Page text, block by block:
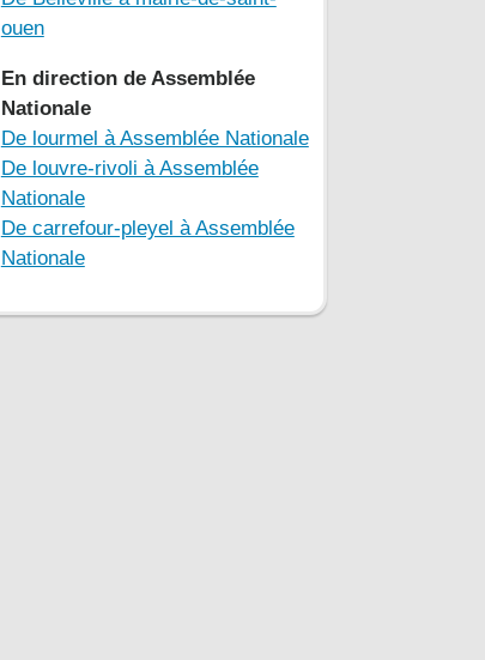
ouen
En direction de Assemblée
Nationale
De lourmel à Assemblée Nationale
De louvre-rivoli à Assemblée
Nationale
De carrefour-pleyel à Assemblée
Nationale